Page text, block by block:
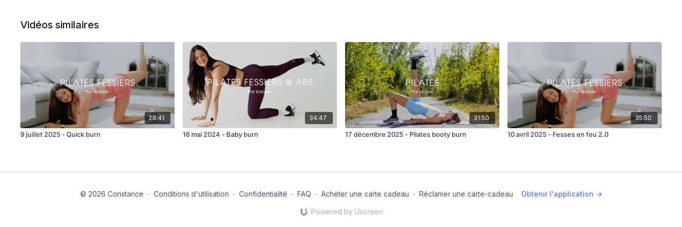
Knee to head + bent
Leg kick + pulses
Leg side kick around + diago bent
Glute bridge + pulses
Glute bridge one leg x 30/jambe
Vidéos similaires
28:41
9 juillet 2025 - Quick burn
34:47
16 mai 2024 - Baby burn
31:50
17 décembre 2025 - Pilates booty burn
35:50
10 avril 2025 - Fesses en feu 2.0
© 2026 Constance ∙ Conditions d'utilisation ∙ Confidentialité ∙ FAQ ∙ Acheter une carte cadeau ∙ Réclamer une carte-cadeau Obtenir l'application ->
Powered by Uscreen